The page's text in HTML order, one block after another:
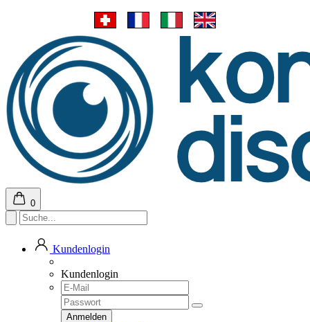
0
Kundenlogin
Kundenlogin